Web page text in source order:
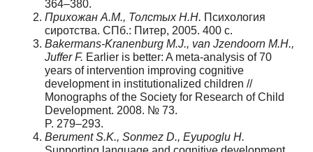
364–380.
Прихожан А.М., Толстых Н.Н. Психология
сиротства. СПб.: Питер, 2005. 400 с.
Bakermans-Kranenburg M.J., van Jzendoorn M.H.,
Juffer F. Earlier is better: A meta-analysis of 70
years of intervention improving cognitive
development in institutionalized children //
Monographs of the Society for Research of Child
Development. 2008. № 73.
P. 279–293.
Berument S.K., Sonmez D., Eyupoglu H.